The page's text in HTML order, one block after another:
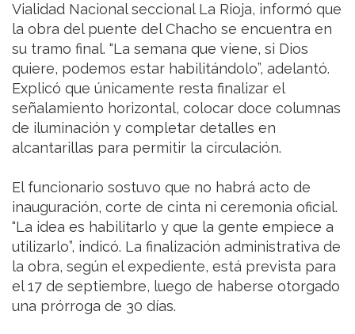
Vialidad Nacional seccional La Rioja, informó que
la obra del puente del Chacho se encuentra en
su tramo final. “La semana que viene, si Dios
quiere, podemos estar habilitándolo”, adelantó.
Explicó que únicamente resta finalizar el
señalamiento horizontal, colocar doce columnas
de iluminación y completar detalles en
alcantarillas para permitir la circulación.
El funcionario sostuvo que no habrá acto de
inauguración, corte de cinta ni ceremonia oficial.
“La idea es habilitarlo y que la gente empiece a
utilizarlo”, indicó. La finalización administrativa de
la obra, según el expediente, está prevista para
el 17 de septiembre, luego de haberse otorgado
una prórroga de 30 días.